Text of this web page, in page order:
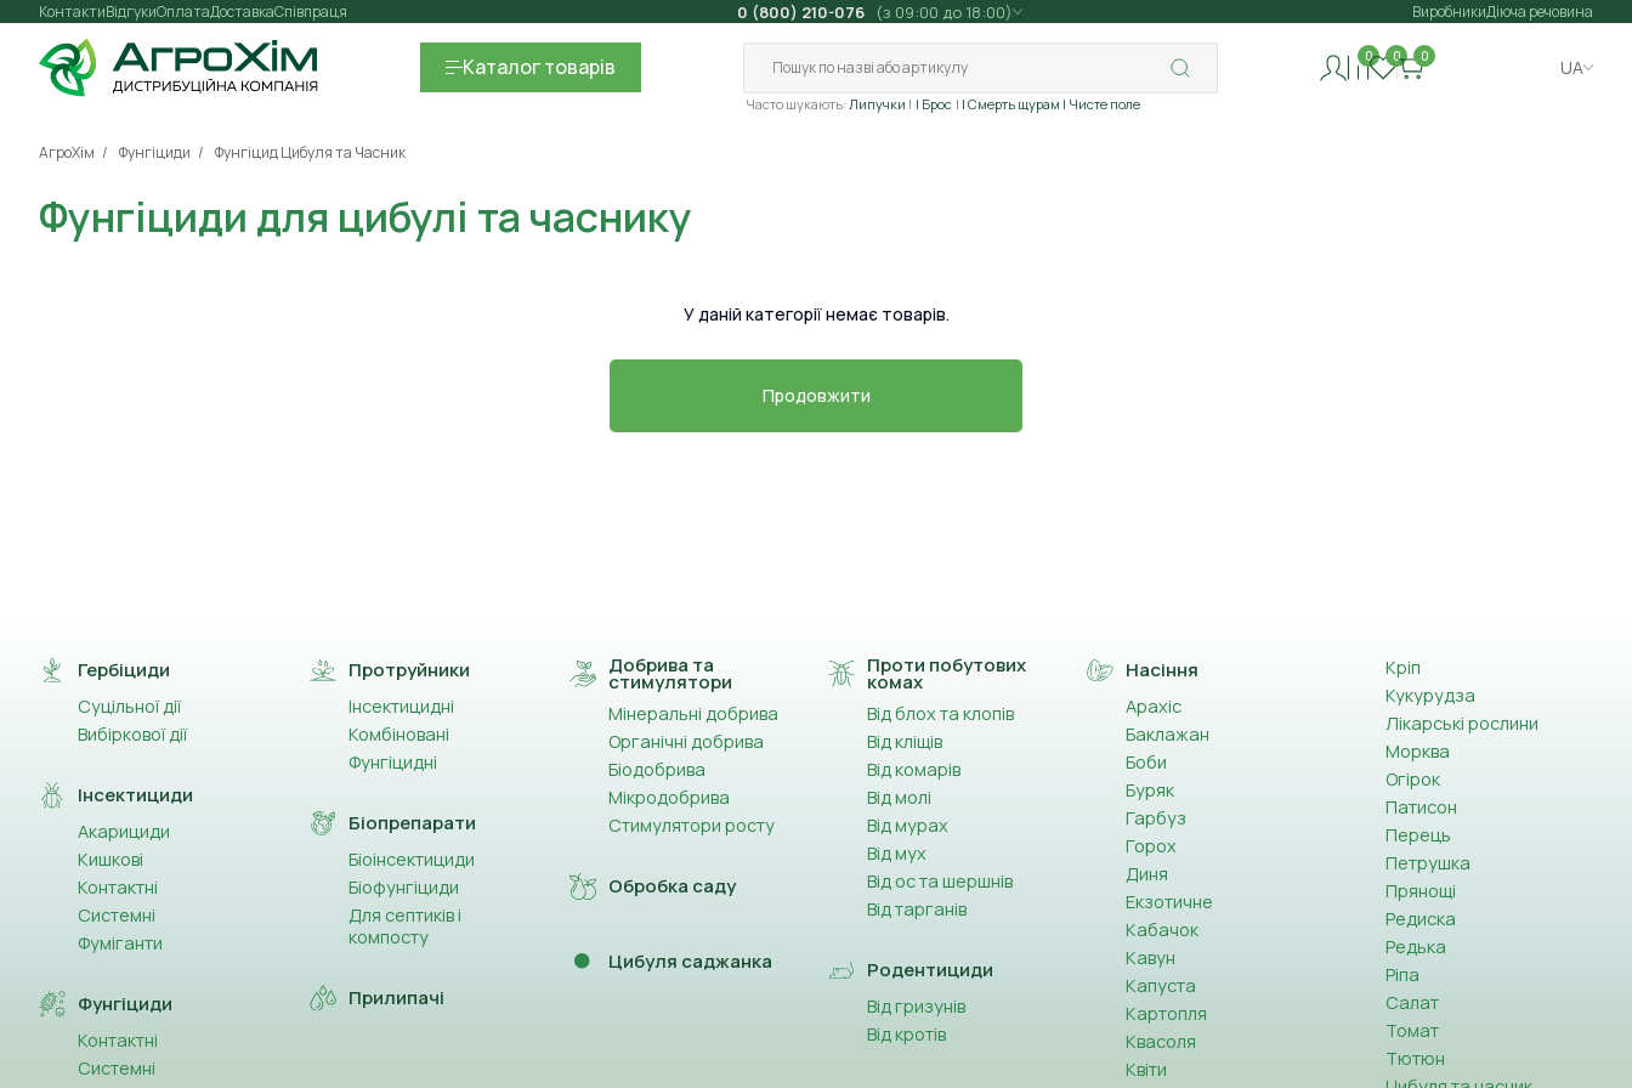
Контакти Оплата
Відгуки ДоставкаСпівпраця 0 (800) 210-076 (з 09:00 до 18:00) ВиробникиДіюча речовина
Каталогтоварів
Часто шукають: Липучки | Брос | Смерть щурам | Чисте поле
0 0 0
UA
АгроХім Фунгіциди Фунгіцид Цибуля та Часник
Фунгіциди для цибулі та часнику
У даній категорії немає товарів.
Продовжити
Гербіциди
Суцільної дії
Вибіркової дії
Інсектициди
Акарициди
Кишкові
Контактні
Системні
Фуміганти
Фунгіциди
Контактні
Системні
Протруйники
Інсектицидні
Комбіновані
Фунгіцидні
Біопрепарати
Біоінсектициди
Біофунгіциди
Для септиків і
компосту
Прилипачі
Добрива та
стимулятори
Мінеральні добрива
Органічні добрива
Біодобрива
Мікродобрива
Стимулятори росту
Обробка саду
Цибуля саджанка
Проти побутових
комах
Від блох та клопів
Від кліщів
Від комарів
Від молі
Від мурах
Від мух
Від ос та шершнів
Від тарганів
Родентициди
Від гризунів
Від кротів
Насіння
Арахіс
Баклажан
Боби
Буряк
Гарбуз
Горох
Диня
Екзотичне
Кабачок
Кавун
Капуста
Картопля
Квасоля
Квіти
Кріп
Кукурудза
Лікарські рослини
Морква
Огірок
Патисон
Перець
Петрушка
Прянощі
Редиска
Редька
Ріпа
Салат
Томат
Тютюн